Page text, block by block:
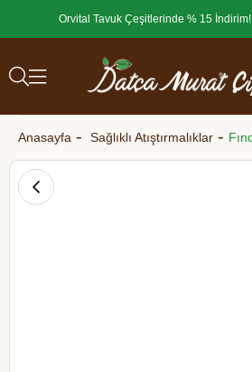
Orvital Tavuk Çeşitlerinde % 15 İndirim!
Anasayfa Sağlıklı Atıştırmalıklar